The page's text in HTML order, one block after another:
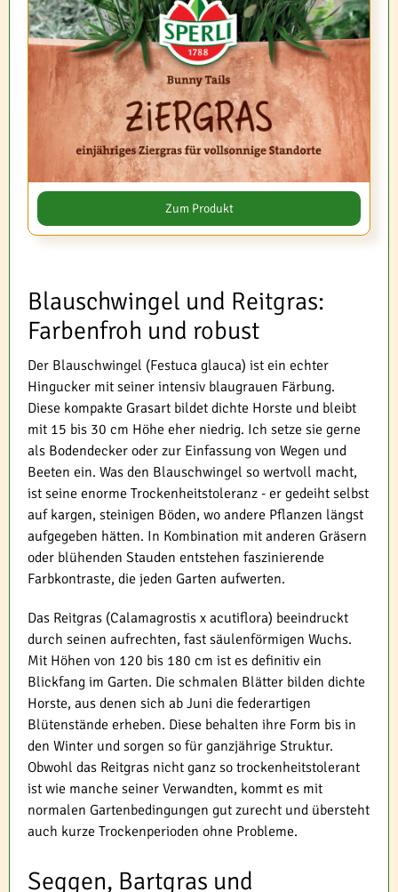
Zum Produkt
Blauschwingel und Reitgras:
Farbenfroh und robust
Der Blauschwingel (Festuca glauca) ist ein echter
Hingucker mit seiner intensiv blaugrauen Färbung.
Diese kompakte Grasart bildet dichte Horste und bleibt
mit 15 bis 30 cm Höhe eher niedrig. Ich setze sie gerne
als Bodendecker oder zur Einfassung von Wegen und
Beeten ein. Was den Blauschwingel so wertvoll macht,
ist seine enorme Trockenheitstoleranz - er gedeiht selbst
auf kargen, steinigen Böden, wo andere Pflanzen längst
aufgegeben hätten. In Kombination mit anderen Gräsern
oder blühenden Stauden entstehen faszinierende
Farbkontraste, die jeden Garten aufwerten.
Das Reitgras (Calamagrostis x acutiflora) beeindruckt
durch seinen aufrechten, fast säulenförmigen Wuchs.
Mit Höhen von 120 bis 180 cm ist es definitiv ein
Blickfang im Garten. Die schmalen Blätter bilden dichte
Horste, aus denen sich ab Juni die federartigen
Blütenstände erheben. Diese behalten ihre Form bis in
den Winter und sorgen so für ganzjährige Struktur.
Obwohl das Reitgras nicht ganz so trockenheitstolerant
ist wie manche seiner Verwandten, kommt es mit
normalen Gartenbedingungen gut zurecht und übersteht
auch kurze Trockenperioden ohne Probleme.
Seggen, Bartgras und